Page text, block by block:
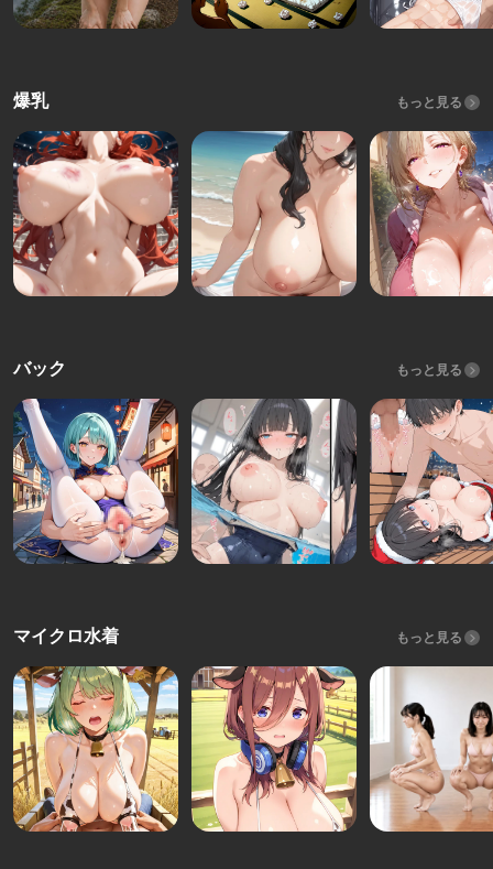
爆乳 もっと見る
バック もっと見る
マイクロ水着 もっと見る